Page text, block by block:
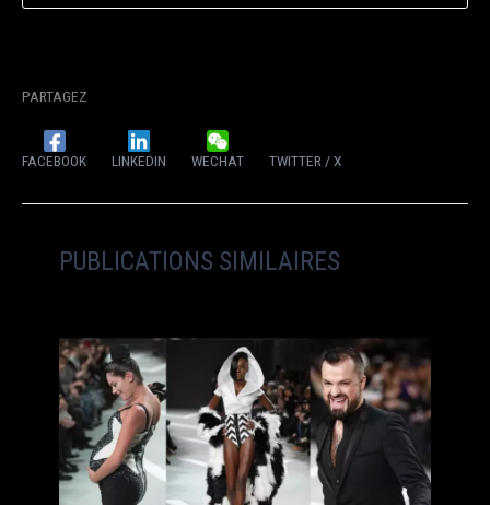
PARTAGEZ
FACEBOOK LINKEDIN WECHAT TWITTER / X
PUBLICATIONS SIMILAIRES